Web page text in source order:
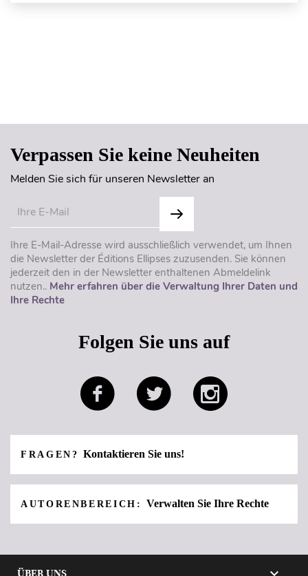
Verpassen Sie keine Neuheiten
Melden Sie sich für unseren Newsletter an
Ihre E-Mail-Adresse wird ausschließlich verwendet, um Ihnen
die Newsletter der Éditions Ellipses zuzusenden. Sie können
jederzeit den in der Newsletter enthaltenen Abmeldelink
nutzen.. Mehr erfahren über die Verwaltung Ihrer Daten und
Ihre Rechte
Folgen Sie uns auf
FRAGEN?Kontaktieren Sie uns!
AUTORENBEREICH:Verwalten Sie Ihre Rechte
ÜBER UNS